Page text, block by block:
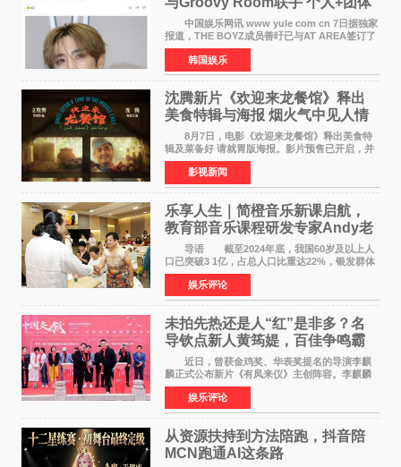
活动并行
中国娱乐网讯 www yule com cn 7日据独家
报道，THE BOYZ成员善旴已与AT AREA签订了
专属合约。AT AREA是由知名制作人组合
Groovy Room创立的hip-hop厂牌，旗下拥有多
位实力派音乐人，在韩
韩国娱乐
沈腾新片《欢迎来龙餐馆》释出
美食特辑与海报 烟火气中见人情
温暖
8月7日，电影《欢迎来龙餐馆》释出美食特
辑及菜备好 请就胃版海报。影片预售已开启，并
将于8月8日至10日14:00-21:00举行全国超前点
映。电影《欢迎来龙餐馆》作为战争美食喜剧大
片，讲述了中国
影视新闻
乐享人生｜简橙音乐新课启航，
教育部音乐课程研发专家Andy老
师重磅入驻领航银龄琴声
导语 截至2024年底，我国60岁及以上人
口已突破3 1亿，占总人口比重达22%，银发群体
的精神文化需求日益凸显。2024年1月，国务院办
公厅印发《关于发展银发经济增进老年人福祉的
意见》——这是
娱乐评论
未拍先热还是人“红”是非多？名
导钦点新人黄筠媞，百佳争鸣霸
气回应
近日，曾获金鸡奖、华表奖提名的导演李麒
麟正式公布新片《有凤来仪》主创阵容。李麒麟
早年凭电影《华容道》获得金鸡奖、华表奖提
名，此后长期参与国内外电影制作，其担任制片
人参与的作品亦曾
娱乐评论
从资源扶持到方法陪跑，抖音陪
MCN跑通AI这条路